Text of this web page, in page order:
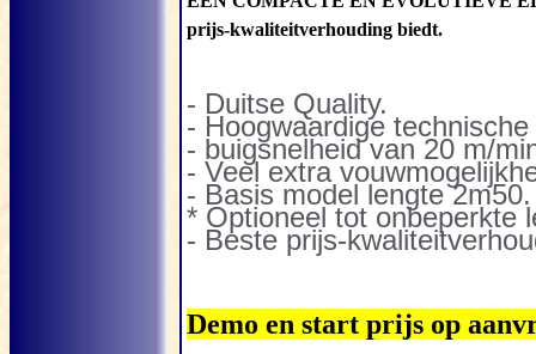
prijs-kwaliteitverhouding biedt.
- Duitse Quality.
- Hoogwaardige
- buigsnelheid van 20 m/
- Veel extra
- Basis model lengte 2m50.
* Optioneel tot onbeperkte
- Beste prijs-
Demo en start prijs op